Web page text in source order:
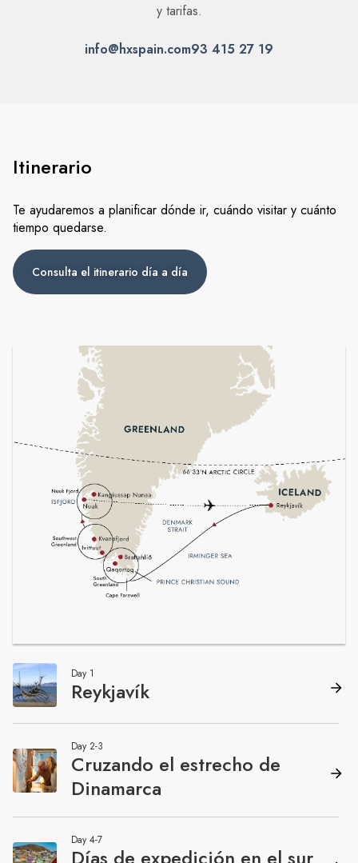
Itinerario
Te ayudaremos a planificar dónde ir, cuándo visitar y cuánto
tiempo quedarse.
Consulta el itinerario día a día